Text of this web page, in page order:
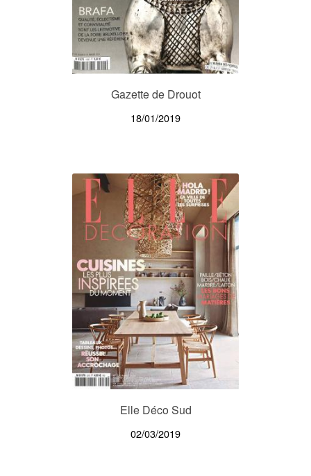
Gazette de Drouot
18/01/2019
Elle Déco Sud
02/03/2019